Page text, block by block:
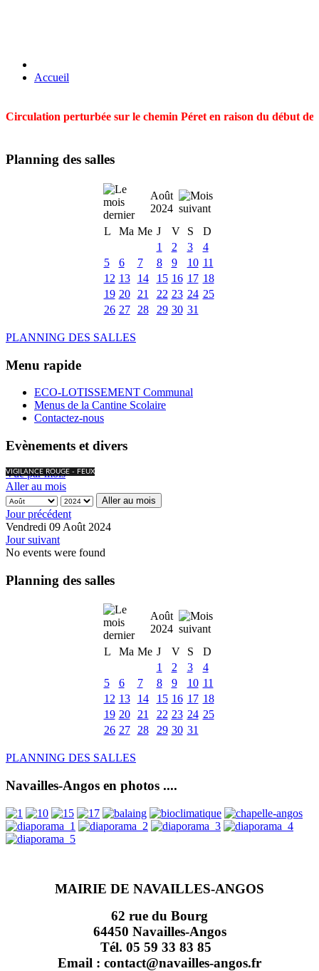
Accueil
Circulation perturbée sur le chemin Péret en raison du début
Planning des salles
Août
2024
L
Ma Me J V S
D
1
2 3
4
5
6 7 8 9 10 11
12 13 14 15 16 17 18
19 20 21 22 23 24 25
26 27 28 29 30 31
PLANNING DES SALLES
Menu rapide
ECO-LOTISSEMENT Communal
Menus de la Cantine Scolaire
Contactez-nous
Evènements et divers
VIGILANCE ROUGE - FEUX
Vue par mois
Aller au mois
Aller au mois
Jour précédent
Vendredi 09 Août 2024
Jour suivant
No events were found
Planning des salles
Août
2024
L
Ma Me J V S
D
1
2 3
4
5
6 7 8 9 10 11
12 13 14 15 16 17 18
19 20 21 22 23 24 25
26 27 28 29 30 31
PLANNING DES SALLES
Navailles-Angos en photos ....
MAIRIE DE NAVAILLES-ANGOS
62 rue du Bourg
64450 Navailles-Angos
Tél. 05 59 33 83 85
Email : contact@navailles-angos.fr